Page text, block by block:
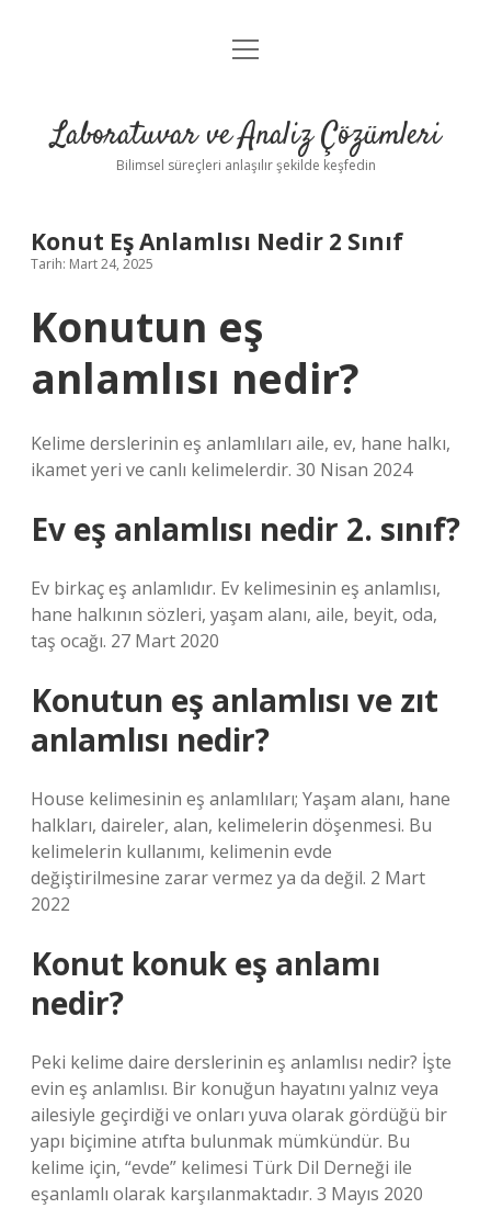
Anasayfa
Yasal Uyarı
menüyü
Laboratuvar ve Analiz Çözümleri
Bilimsel süreçleri anlaşılır şekilde keşfedin
Konut Eş Anlamlısı Nedir 2 Sınıf
Tarih: Mart 24, 2025
Konutun eş
anlamlısı nedir?
Kelime derslerinin eş anlamlıları aile, ev, hane halkı,
ikamet yeri ve canlı kelimelerdir. 30 Nisan 2024
Ev eş anlamlısı nedir 2. sınıf?
Ev birkaç eş anlamlıdır. Ev kelimesinin eş anlamlısı,
hane halkının sözleri, yaşam alanı, aile, beyit, oda,
taş ocağı. 27 Mart 2020
Konutun eş anlamlısı ve zıt
anlamlısı nedir?
House kelimesinin eş anlamlıları; Yaşam alanı, hane
halkları, daireler, alan, kelimelerin döşenmesi. Bu
kelimelerin kullanımı, kelimenin evde
değiştirilmesine zarar vermez ya da değil. 2 Mart
2022
Konut konuk eş anlamı
nedir?
Peki kelime daire derslerinin eş anlamlısı nedir? İşte
evin eş anlamlısı. Bir konuğun hayatını yalnız veya
ailesiyle geçirdiği ve onları yuva olarak gördüğü bir
yapı biçimine atıfta bulunmak mümkündür. Bu
kelime için, “evde” kelimesi Türk Dil Derneği ile
eşanlamlı olarak karşılanmaktadır. 3 Mayıs 2020